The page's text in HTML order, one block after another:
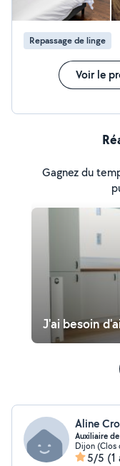
Repassage de linge
Voir le
Gagnez du
J'ai besoin
Aline
Auxiliaire
Dijon (Clos
5/5 (1